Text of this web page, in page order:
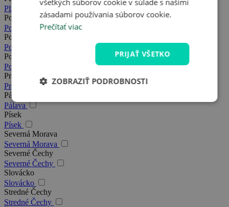
Plzeň
Podkrkonošie
Podkrkonošie
Poděbrady
Poděbrady
Posázavie
Posázavie
Praha
Praha
Pálava
Pálava
Písek
Písek
Severná Morava
Severná Morava
Severné Čechy
Severné Čechy
Slovácko
Slovácko
Stredné Čechy
Stredné Čechy
všetkých súborov cookie v súlade s našimi
zásadami používania súborov cookie.
Prečítať viac
PRIJAŤ VŠETKO
ZOBRAZIŤ PODROBNOSTI